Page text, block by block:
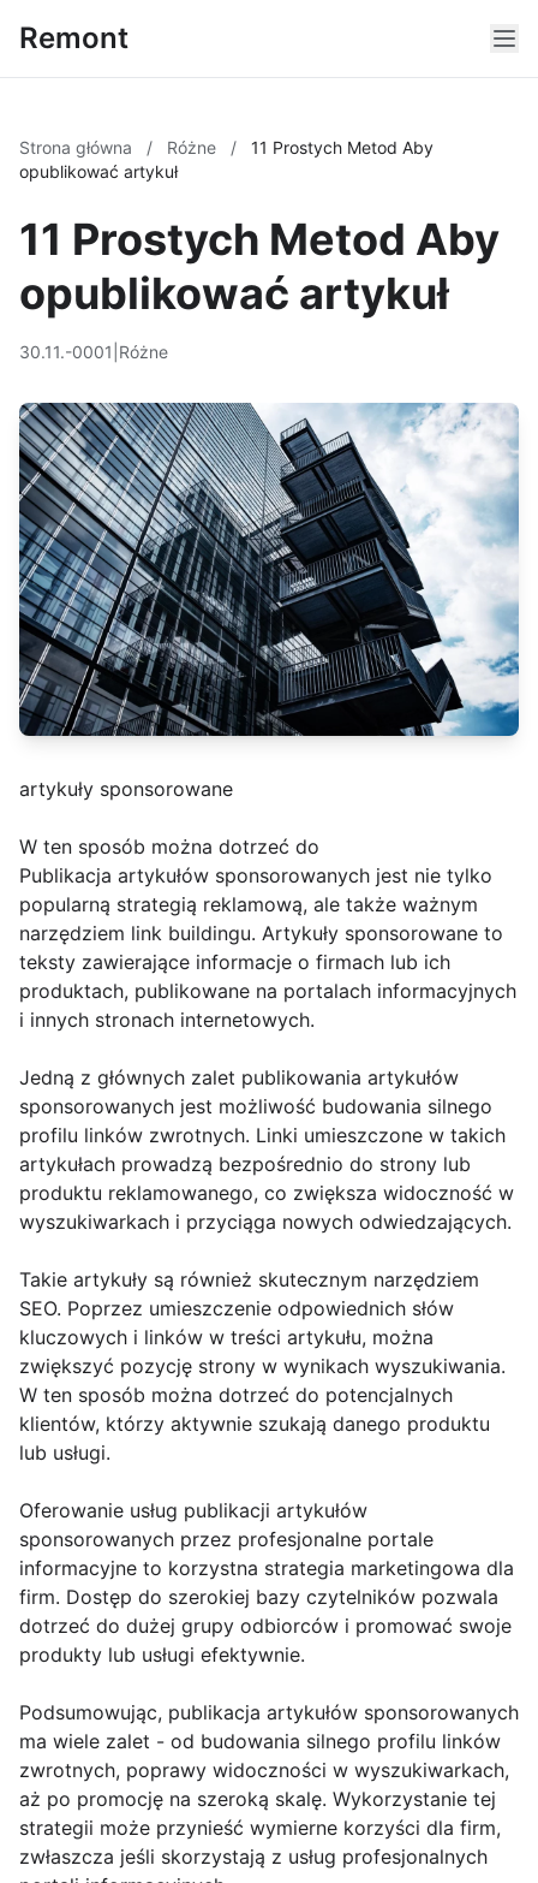
Remont
Strona główna / Różne /
11 Prostych Metod Aby
opublikować artykuł
11 Prostych Metod Aby
opublikować artykuł
30.11.-0001 Różne
artykuły sponsorowane
W ten sposób można dotrzeć do
Publikacja artykułów sponsorowanych jest nie tylko
popularną strategią reklamową, ale także ważnym
narzędziem link buildingu. Artykuły sponsorowane to
teksty zawierające informacje o firmach lub ich
produktach, publikowane na portalach informacyjnych
i innych stronach internetowych.
Jedną z głównych zalet publikowania artykułów
sponsorowanych jest możliwość budowania silnego
profilu linków zwrotnych. Linki umieszczone w takich
artykułach prowadzą bezpośrednio do strony lub
produktu reklamowanego, co zwiększa widoczność w
wyszukiwarkach i przyciąga nowych odwiedzających.
Takie artykuły są również skutecznym narzędziem
SEO. Poprzez umieszczenie odpowiednich słów
kluczowych i linków w treści artykułu, można
zwiększyć pozycję strony w wynikach wyszukiwania.
W ten sposób można dotrzeć do potencjalnych
klientów, którzy aktywnie szukają danego produktu
lub usługi.
Oferowanie usług publikacji artykułów
sponsorowanych przez profesjonalne portale
informacyjne to korzystna strategia marketingowa dla
firm. Dostęp do szerokiej bazy czytelników pozwala
dotrzeć do dużej grupy odbiorców i promować swoje
produkty lub usługi efektywnie.
Podsumowując, publikacja artykułów sponsorowanych
ma wiele zalet - od budowania silnego profilu linków
zwrotnych, poprawy widoczności w wyszukiwarkach,
aż po promocję na szeroką skalę. Wykorzystanie tej
strategii może przynieść wymierne korzyści dla firm,
zwłaszcza jeśli skorzystają z usług profesjonalnych